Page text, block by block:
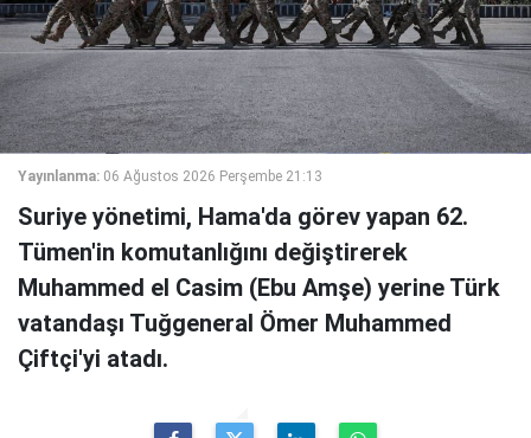
Yayınlanma: 06 Ağustos 2026 Perşembe 21:13
Suriye yönetimi, Hama'da görev yapan 62.
Tümen'in komutanlığını değiştirerek
Muhammed el Casim (Ebu Amşe) yerine Türk
vatandaşı Tuğgeneral Ömer Muhammed
Çiftçi'yi atadı.